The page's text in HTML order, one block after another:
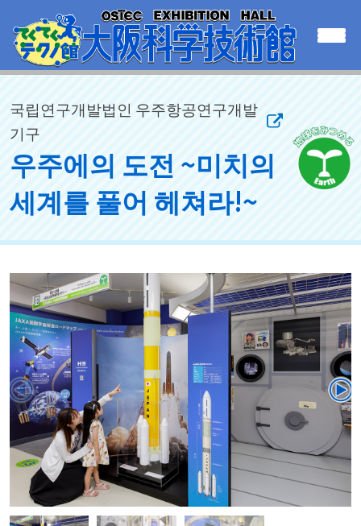
국립연구개발법인 우주항공연구개발
기구
우주에의 도전 ~미치의
세계를 풀어 헤쳐라!~